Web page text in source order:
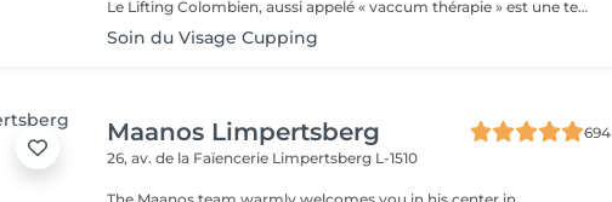
Le Lifting Colombien, aussi appelé « vaccum thérapie » est une technique non chirurgicale, pratiquée à l'aide de ventouses qui exercent une aspiration pour casser les dépôts de cellulite et de graisse, éliminer les toxines, améliorer le drainage et restaurer l'élasticité de la peau.
Soin du Visage Cupping
Maanos Limpertsberg
694
26, av. de la Faïencerie Limpertsberg L-1510